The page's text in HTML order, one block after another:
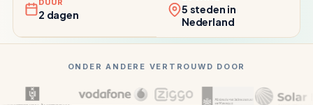
DUUR
2 dagen
5 steden in
Nederland
ONDER ANDERE VERTROUWD DOOR